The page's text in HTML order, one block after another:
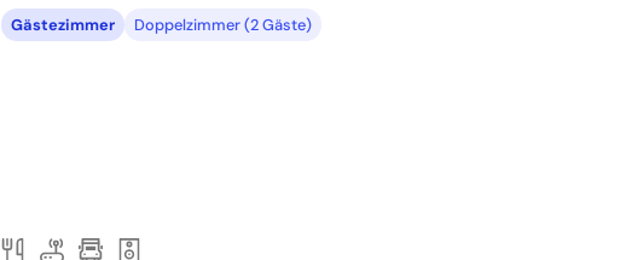
Gästezimmer
Doppelzimmer (2 Gäste)